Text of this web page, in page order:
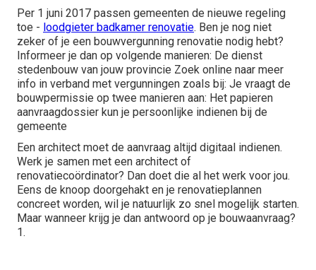
Per 1 juni 2017 passen gemeenten de nieuwe regeling
toe - loodgieter badkamer renovatie. Ben je nog niet
zeker of je een bouwvergunning renovatie nodig hebt?
Informeer je dan op volgende manieren: De dienst
stedenbouw van jouw provincie Zoek online naar meer
info in verband met vergunningen zoals bij: Je vraagt de
bouwpermissie op twee manieren aan: Het papieren
aanvraagdossier kun je persoonlijke indienen bij de
gemeente
Een architect moet de aanvraag altijd digitaal indienen.
Werk je samen met een architect of
renovatiecoördinator? Dan doet die al het werk voor jou.
Eens de knoop doorgehakt en je renovatieplannen
concreet worden, wil je natuurlijk zo snel mogelijk starten.
Maar wanneer krijg je dan antwoord op je bouwaanvraag?
1.